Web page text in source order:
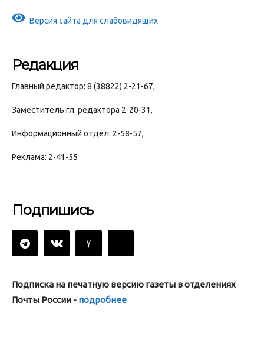
Версия сайта для слабовидящих
Редакция
Главный редактор: 8 (38822) 2-21-67,
Заместитель гл. редактора 2-20-31,
Информационный отдел: 2-58-57,
Реклама: 2-41-55
Подпишись
Подписка на печатную версию газеты в отделениях
Почты России - подробнее